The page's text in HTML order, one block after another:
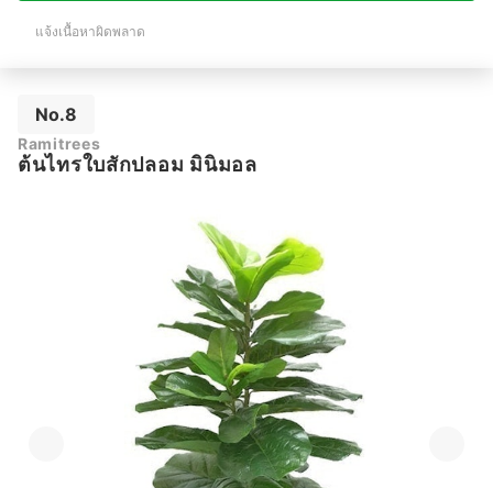
แจ้งเนื้อหาผิดพลาด
No.8
Ramitrees
ต้นไทรใบสักปลอม มินิมอล